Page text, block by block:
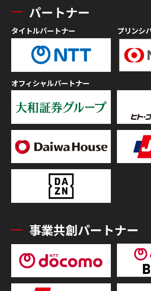
パートナー
タイトルパートナー プリンシ
オフィシャルパートナー
事業共創パートナー